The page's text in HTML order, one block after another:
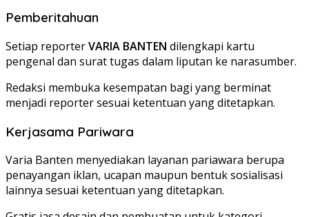
Pemberitahuan
Setiap reporterVARIA BANTEN dilengkapi kartu
pengenal dan surat tugas dalam liputan ke narasumber.
Redaksi membuka kesempatan bagi yang berminat
menjadi reporter sesuai ketentuan yang ditetapkan.
Kerjasama Pariwara
Varia Banten menyediakan layanan pariawara berupa
penayangan iklan, ucapan maupun bentuk sosialisasi
lainnya sesuai ketentuan yang ditetapkan.